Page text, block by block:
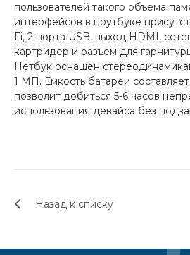
пользователей такого объема
интерфейсов в ноутбуке
Fi, 2 порта USB, выход HDMI,
картридер и разъем для
Нетбук оснащен
1 МП. Емкость батареи
позволит добиться 5-6 часов
использования девайса без
Назад к списку